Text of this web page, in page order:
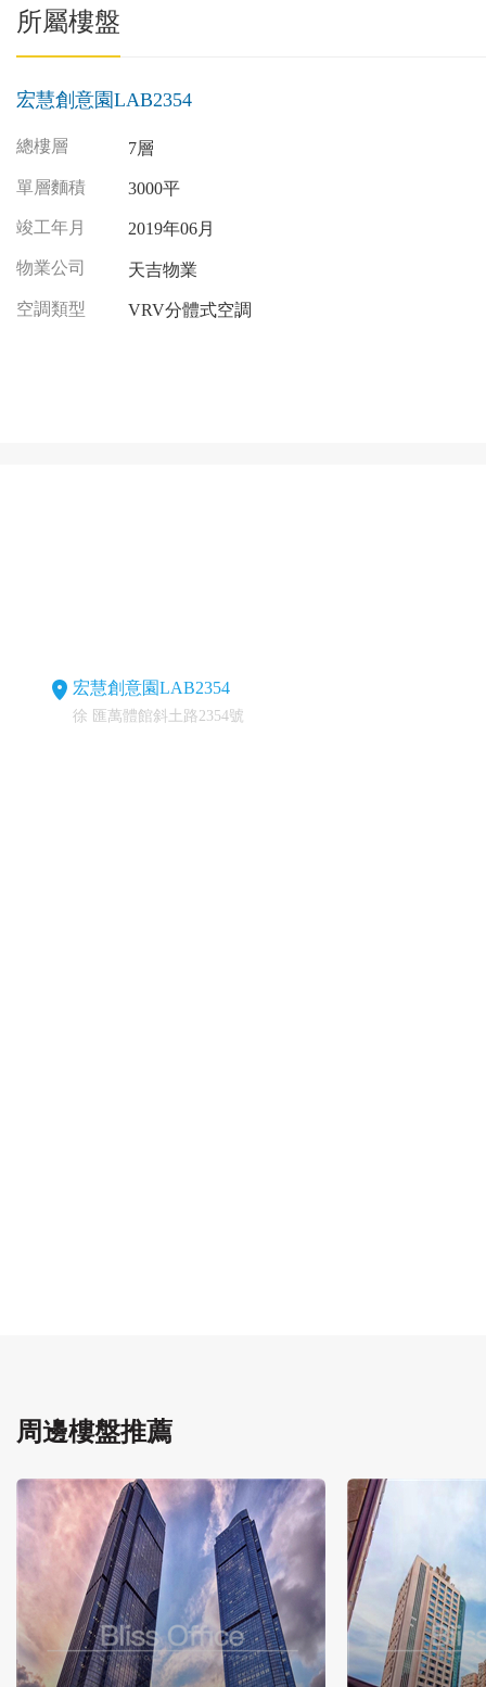
所屬樓盤
宏慧創意園LAB2354
總樓層 7層
單層麵積 3000平
竣工年月 2019年06月
物業公司 天吉物業
空調類型 VRV分體式空調
宏慧創意園LAB2354
徐 匯萬體館斜土路2354號
周邊樓盤推薦